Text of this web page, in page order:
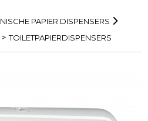
PAPIER DISPENSERS
>TOILETPAPIERDISPENSERS